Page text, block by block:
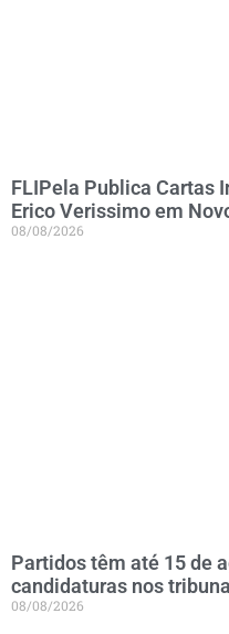
FLIPela Publica Cartas
Erico Verissimo em
08/08/2026
Partidos têm até 15 de
candidaturas nos
08/08/2026